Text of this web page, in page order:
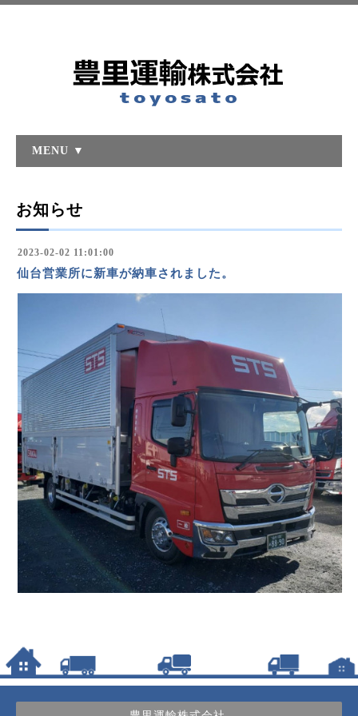
MENU ▼
お知らせ
2023-02-02 11:01:00
仙台営業所に新車が納車されました。